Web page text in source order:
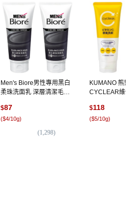
Men's Biore男性專用黑白
柔珠洗面乳 深層清潔毛孔
2條
$87
($4/10g)
(1,298)
KUMANO 熊野
CYCLEAR維他
$118
($5/10g)